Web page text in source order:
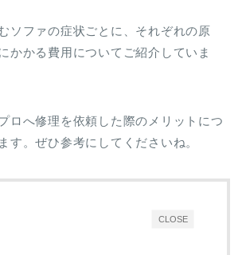
ソファの症状ごとに、それぞれの原
かかる費用についてご紹介していま
ロへ修理を依頼した際のメリットにつ
す。ぜひ参考にしてくださいね。
CLOSE